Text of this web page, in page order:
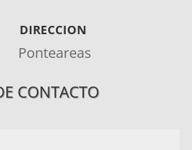
DIRECCION
Ponteareas
CONTACTO